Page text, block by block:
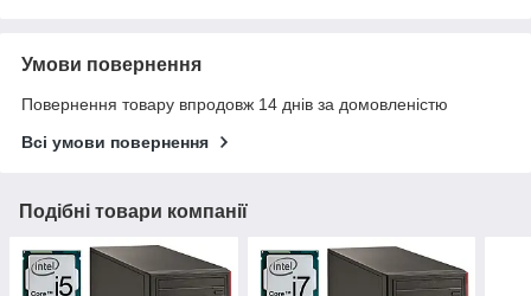
Умови повернення
Повернення товару впродовж 14 днів за домовленістю
Всі умови повернення
Подібні товари компанії